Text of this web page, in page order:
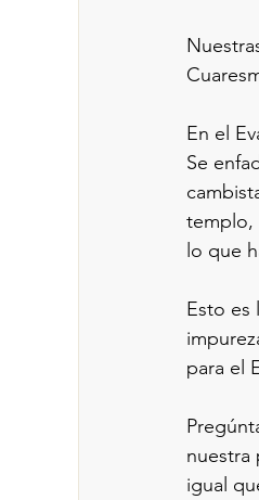
En el
Se
templo,
lo que
Esto es
para el
nuestra
igual